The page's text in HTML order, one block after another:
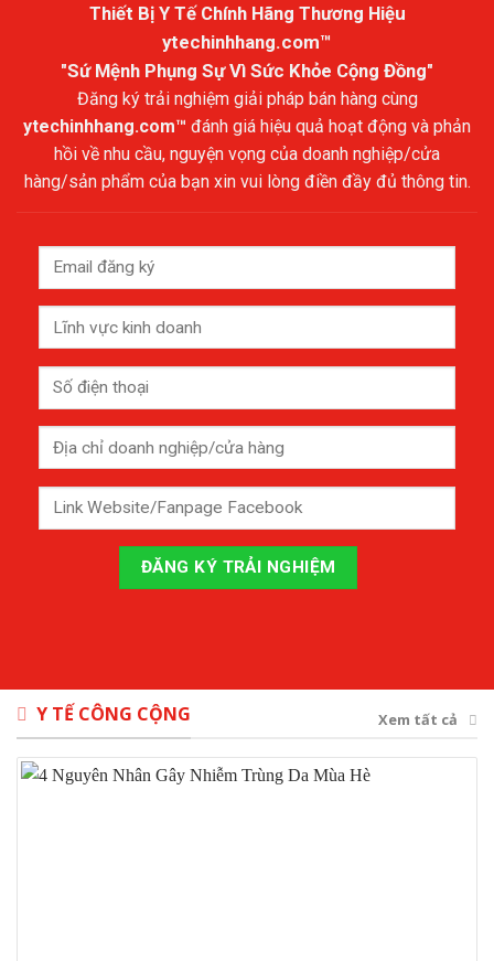
Thiết Bị Y Tế Chính Hãng Thương Hiệu
ytechinhhang.com™
"Sứ Mệnh Phụng Sự Vì Sức Khỏe Cộng Đồng"
Đăng ký trải nghiệm giải pháp bán hàng cùng
ytechinhhang.com™ đánh giá hiệu quả hoạt động và phản
hồi về nhu cầu, nguyện vọng của doanh nghiệp/cửa
hàng/sản phẩm của bạn xin vui lòng điền đầy đủ thông tin.
Y TẾ CÔNG CỘNG Xem tất cả